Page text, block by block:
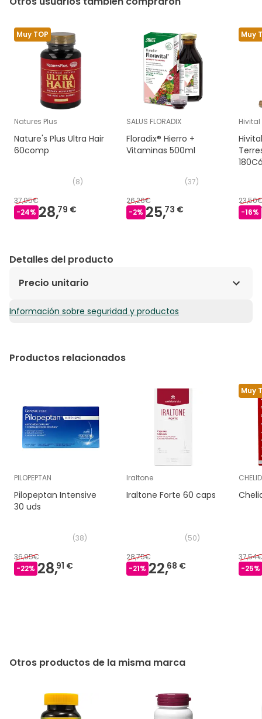
Muy TOP
Natures Plus
Nature's Plus Ultra Hair
60comp
(8)
37,95€
-24% 28,79 €
SALUS FLORADIX
Floradix® Hierro +
Vitaminas 500ml
(37)
26,26€
-2% 25,73 €
Muy
-16%
Detalles del producto
Precio unitario
0,30€ / Cápsulas
Información sobre seguridad y productos
Productos relacionados
PILOPEPTAN
Pilopeptan Intensive
30 uds
(38)
36,95€
-22% 28,91 €
Iraltone
Iraltone Forte 60 caps
(50)
28,75€
-21% 22,68 €
Muy
-25%
Otros productos de la misma marca